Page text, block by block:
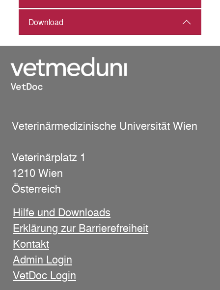
Download
Veterinärmedizinische Universität Wien
Veterinärplatz 1
1210 Wien
Österreich
Hilfe und Downloads
Erklärung zur Barrierefreiheit
Kontakt
Admin Login
VetDoc Login